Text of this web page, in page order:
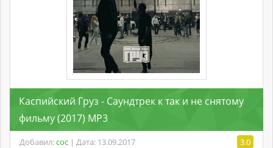
Каспийский Груз - Саундтрек к так и не снятому
фильму (2017) MP3
Добавил:coc | Дата: 13.09.2017 3.0